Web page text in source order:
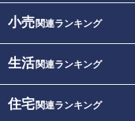
小売関連ランキング
生活関連ランキング
住宅関連ランキング